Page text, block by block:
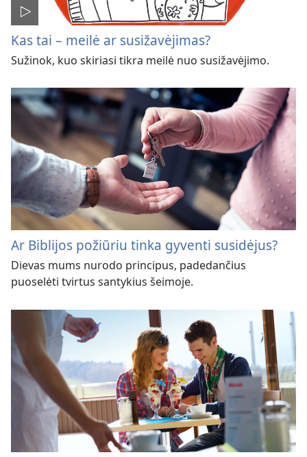
Kas tai – meilė ar susižavėjimas?
Sužinok, kuo skiriasi tikra meilė nuo susižavėjimo.
Ar Biblijos požiūriu tinka gyventi susidėjus?
Dievas mums nurodo principus, padedančius
puoselėti tvirtus santykius šeimoje.